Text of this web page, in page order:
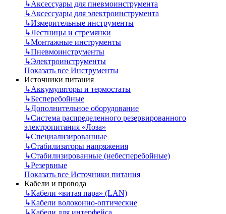
↳Аксессуары для пневмоинструмента
↳Аксессуары для электроинструмента
↳Измерительные инструменты
↳Лестницы и стремянки
↳Монтажные инструменты
↳Пневмоинструменты
↳Электроинструменты
Показать все Инструменты
Источники питания
↳Аккумуляторы и термостаты
↳Бесперебойные
↳Дополнительное оборудование
↳Система распределенного резервированного
электропитания «Лоза»
↳Специализированные
↳Стабилизаторы напряжения
↳Стабилизированные (небесперебойные)
↳Резервные
Показать все Источники питания
Кабели и провода
↳Кабели «витая пара» (LAN)
↳Кабели волоконно-оптические
↳Кабели для интерфейса